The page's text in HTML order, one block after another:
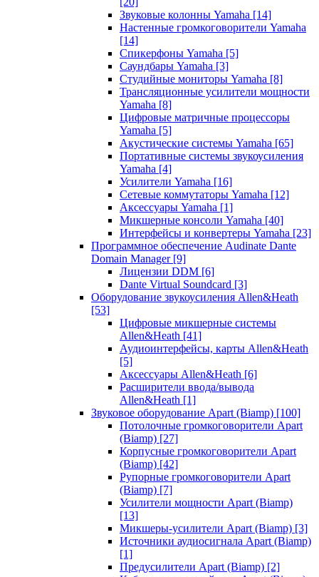
Звуковые колонны Yamaha [14]
Настенные громкоговорители Yamaha
[14]
Спикерфоны Yamaha [5]
Саундбары Yamaha [3]
Студийные мониторы Yamaha [8]
Трансляционные усилители мощности
Yamaha [8]
Цифровые матричные процессоры
Yamaha [5]
Акустические системы Yamaha [65]
Портативные системы звукоусиления
Yamaha [4]
Усилители Yamaha [16]
Сетевые коммутаторы Yamaha [12]
Аксессуары Yamaha [1]
Микшерные консоли Yamaha [40]
Интерфейсы и конвертеры Yamaha [23]
Программное обеспечение Audinate Dante
Domain Manager [9]
Лицензии DDM [6]
Dante Virtual Soundcard [3]
Оборудование звукоусиления Allen&Heath
[53]
Цифровые микшерные системы
Allen&Heath [41]
Аудиоинтерфейсы, карты Allen&Heath
[5]
Аксессуары Allen&Heath [6]
Расширители ввода/вывода
Allen&Heath [1]
Звуковое оборудование Apart (Biamp) [100]
Потолочные громкоговорители Apart
(Biamp) [27]
Корпусные громкоговорители Apart
(Biamp) [42]
Рупорные громкоговорители Apart
(Biamp) [7]
Усилители мощности Apart (Biamp)
[13]
Микшеры-усилители Apart (Biamp) [3]
Источники аудиосигнала Apart (Biamp)
[1]
Предусилители Apart (Biamp) [2]